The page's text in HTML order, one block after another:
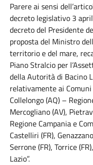
Parere ai sensi
decreto legislativo 3
decreto del Presidente
proposta del Ministro
territorio e del mare,
Piano Stralcio per
della Autorità di Bacino
relativamente ai Comuni
Collelongo (AQ) –
Mercogliano (AV),
Regione Campania e
Castelliri (FR),
Serrone (FR), Torrice
Lazio”.